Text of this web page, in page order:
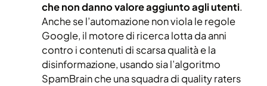
che non danno valore aggiunto agli utenti.
Anche se l’automazione non viola le regole
Google, il motore di ricerca lotta da anni
contro i contenuti di scarsa qualità e la
disinformazione, usando sia l’algoritmo
SpamBrain che una squadra di quality raters